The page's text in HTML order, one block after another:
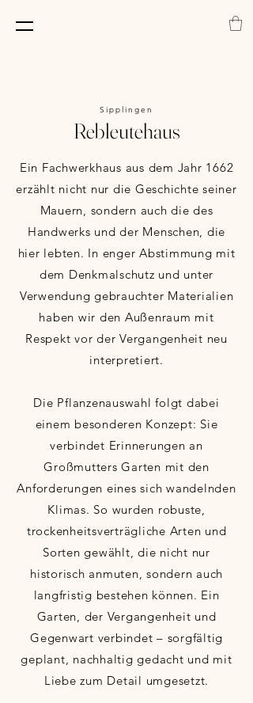
Sipplingen
Rebleutehaus
Ein Fachwerkhaus aus dem Jahr 1662
erzählt nicht nur die Geschichte seiner
Mauern, sondern auch die des
Handwerks und der Menschen, die
hier lebten. In enger Abstimmung mit
dem Denkmalschutz und unter
Verwendung gebrauchter Materialien
haben wir den Außenraum mit
Respekt vor der Vergangenheit neu
interpretiert.
Die Pflanzenauswahl folgt dabei
einem besonderen Konzept: Sie
verbindet Erinnerungen an
Großmutters Garten mit den
Anforderungen eines sich wandelnden
Klimas. So wurden robuste,
trockenheitsverträgliche Arten und
Sorten gewählt, die nicht nur
historisch anmuten, sondern auch
langfristig bestehen können. Ein
Garten, der Vergangenheit und
Gegenwart verbindet – sorgfältig
geplant, nachhaltig gedacht und mit
Liebe zum Detail umgesetzt.